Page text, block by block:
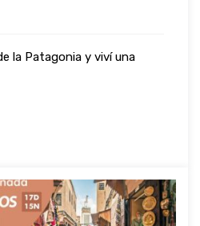
la Patagonia y viví una